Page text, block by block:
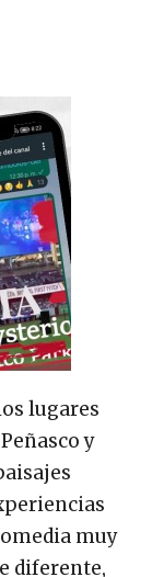
lugares
y
muy
diferente,